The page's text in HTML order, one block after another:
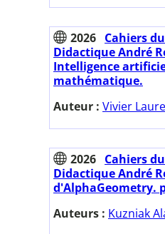
2026 Cahiers
Didactique André
Intelligence
mathématique.
Auteur : Vivier
2026 Cahiers
Didactique André
d'AlphaGeometry.
Auteurs : Kuzniak